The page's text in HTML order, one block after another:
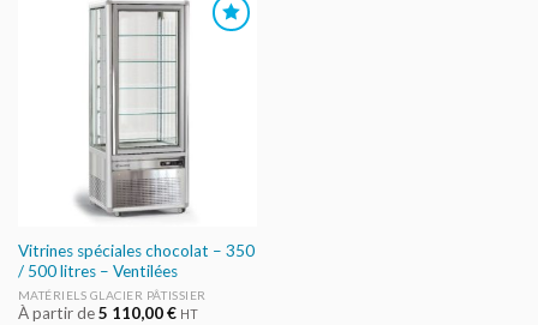
AU DEVIS
Vitrines spéciales chocolat – 350
/ 500 litres – Ventilées
MATÉRIELS GLACIER PÂTISSIER
À partir de5 110,00€ HT